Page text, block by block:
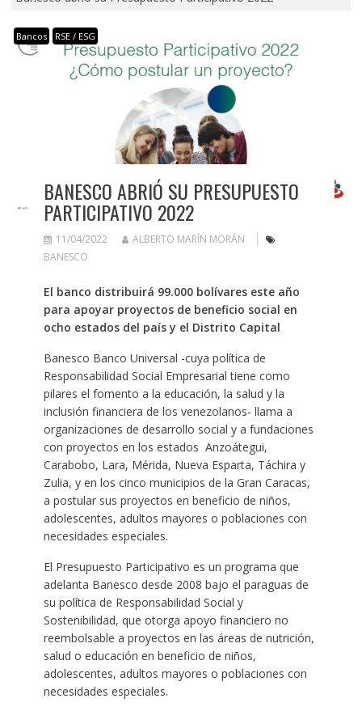
Bancos RSE / ESG
BANESCO ABRIÓ SU PRESUPUESTO
PARTICIPATIVO 2022
11/04/2022
ALBERTO MARÍN MORÁN
BANESCO
El banco distribuirá 99.000 bolívares este año
para apoyar proyectos de beneficio social en
ocho estados del país y el Distrito Capital
Banesco Banco Universal -cuya política de
Responsabilidad Social Empresarial tiene como
pilares el fomento a la educación, la salud y la
inclusión financiera de los venezolanos- llama a
organizaciones de desarrollo social y a fundaciones
con proyectos en los estados Anzoátegui,
Carabobo, Lara, Mérida, Nueva Esparta, Táchira y
Zulia, y en los cinco municipios de la Gran Caracas,
a postular sus proyectos en beneficio de niños,
adolescentes, adultos mayores o poblaciones con
necesidades especiales.
El Presupuesto Participativo es un programa que
adelanta Banesco desde 2008 bajo el paraguas de
su política de Responsabilidad Social y
Sostenibilidad, que otorga apoyo financiero no
reembolsable a proyectos en las áreas de nutrición,
salud o educación en beneficio de niños,
adolescentes, adultos mayores o poblaciones con
necesidades especiales.